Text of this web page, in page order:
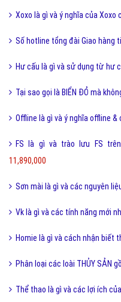
Xoxo là gì và ý nghĩa của
Số hotline tổng đài Giao hàng
Hư cấu là gì và sử dụng từ hư
Tại sao gọi là BIỂN ĐỎ mà
Offline là gì và ý nghĩa offline
FS là gì và trào lưu FS
11,890,000
Sơn mài là gì và các nguyên
Vk là gì và các tính năng mới
Homie là gì và cách nhận biết
Phân loại các loài THỦY SẢN
Thể thao là gì và các lợi ích